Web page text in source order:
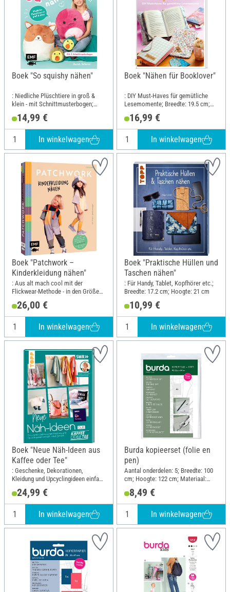
Boek "So squishy nähen"
: Niedliche Plüschtiere in groß &
klein - mit Schnittmusterbogen;
Breedte: 17.5 cm; Hoogte: 21.6 cm
14,99 €
In winkelwagen
Boek "Nähen für Booklover"
: DIY Must-Haves für gemütliche
Lesemomente; Breedte: 19.5 cm;
Hoogte: 25 cm
16,99 €
In winkelwagen
Boek "Patchwork –
Kinderkleidung nähen"
: Aus alt mach cool mit der
Flickwear-Methode - in den Größen
74-140; Breedte: 20.5 cm; Hoogte:
24.1 cm
26,00 €
In winkelwagen
Boek "Praktische Hüllen und
Taschen nähen"
: Für Handy, Tablet, Kopfhörer etc.;
Breedte: 17.2 cm; Hoogte: 21 cm
10,99 €
In winkelwagen
Boek "Neue Näh-Ideen aus
Kaffee oder Tee"
: Geschenke, Dekorationen,
Kleidung und Upcyclingideen einfach
Schnittmusterbogen; Breedte: 21.5
cm; Hoogte: 28.5 cm
24,99 €
In winkelwagen
Burda kopieerset (folie en
pen)
Aantal onderdelen: 5; Breedte: 100
cm; Hoogte: 122 cm; Materiaal:
8,49 €
In winkelwagen